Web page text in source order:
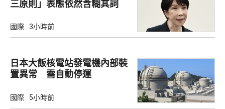
三原則」表態依然含糊其詞
國際 3小時前
日本大飯核電站發電機內部裝
置異常 需自動停運
國際 5小時前